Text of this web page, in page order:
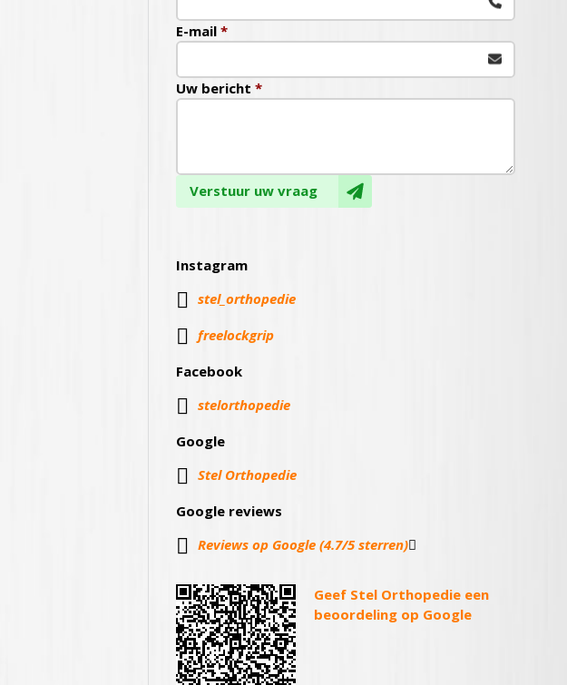
E-mail *
Uw bericht *
Verstuur uw vraag
Instagram
 stel_orthopedie
 freelockgrip
Facebook
stelorthopedie
Google
Stel Orthopedie
Google reviews
Reviews op Google (4.7/5 sterren)
Geef Stel Orthopedie een
beoordeling op Google